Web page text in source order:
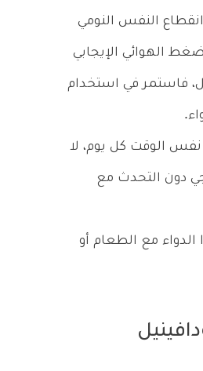
النفس النومي
الهوائي الإيجابي
فاستمر في استخدام
نفس الوقت كل يوم، لا
دون التحدث مع
مع الطعام أو